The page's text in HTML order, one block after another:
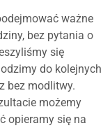
ważne
bez pytania o
się
do kolejnych
bez modlitwy.
możemy
opieramy się na